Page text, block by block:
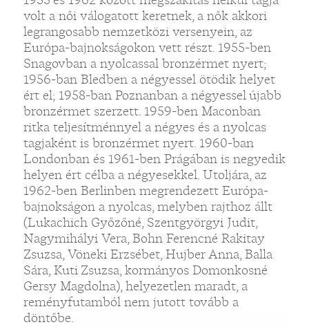
volt a női válogatott keretnek, a nők akkori
legrangosabb nemzetközi versenyein, az
Európa-bajnokságokon vett részt. 1955-ben
Snagovban a nyolcassal bronzérmet nyert;
1956-ban Bledben a négyessel ötödik helyet
ért el; 1958-ban Poznanban a négyessel újabb
bronzérmet szerzett. 1959-ben Maconban
ritka teljesítménnyel a négyes és a nyolcas
tagjaként is bronzérmet nyert. 1960-ban
Londonban és 1961-ben Prágában is negyedik
helyen ért célba a négyesekkel. Utoljára, az
1962-ben Berlinben megrendezett Európa-
bajnokságon a nyolcas, melyben rajthoz állt
(Lukachich Győzőné, Szentgyörgyi Judit,
Nagymihályi Vera, Bohn Ferencné Rakitay
Zsuzsa, Vöneki Erzsébet, Hujber Anna, Balla
Sára, Kuti Zsuzsa, kormányos Domonkosné
Gersy Magdolna), helyezetlen maradt, a
reményfutamból nem jutott tovább a
döntőbe.